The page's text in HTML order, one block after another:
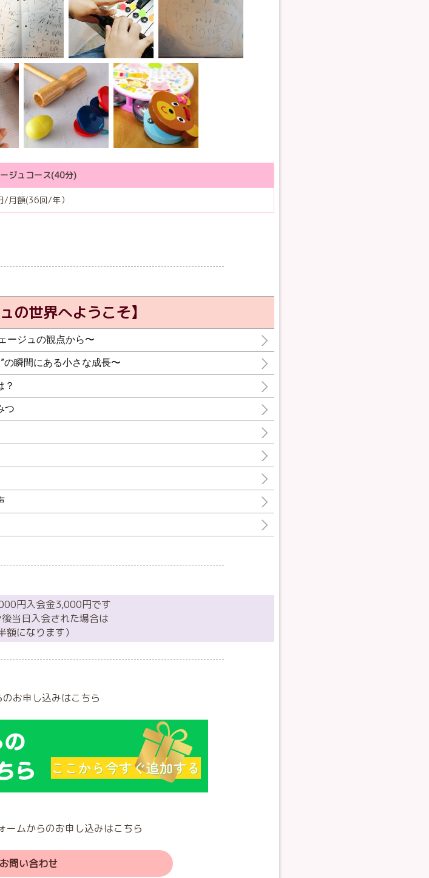
ジュコース(40分)
/月額(36回/年）
の世界へようこそ】
ージュの観点から〜
の瞬間にある小さな成長〜
？
つ
円入会金3,000円です
後当日入会された場合は
額になります）
お申し込みはこちら
ームからのお申し込みはこちら
お問い合わせ